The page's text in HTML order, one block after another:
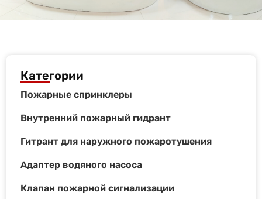
Категории
Пожарные спринклеры
Внутренний пожарный гидрант
Гитрант для наружного пожаротушения
Адаптер водяного насоса
Клапан пожарной сигнализации